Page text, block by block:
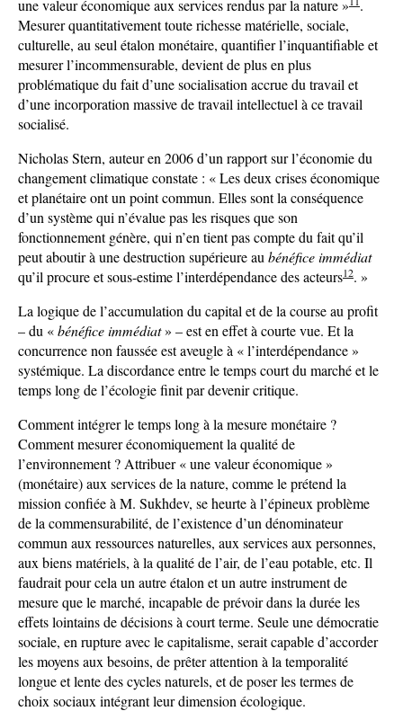
une valeur économique aux services rendus par la nature »
.
Mesurer quantitativement toute richesse matérielle, sociale,
culturelle, au seul étalon monétaire, quantifier l’inquantifiable et
mesurer l’incommensurable, devient de plus en plus
problématique du fait d’une socialisation accrue du travail et
d’une incorporation massive de travail intellectuel à ce travail
socialisé.
Nicholas Stern, auteur en 2006 d’un rapport sur l’économie du
changement climatique constate : « Les deux crises économique
et planétaire ont un point commun. Elles sont la conséquence
d’un système qui n’évalue pas les risques que son
fonctionnement génère, qui n’en tient pas compte du fait qu’il
peut aboutir à une destruction supérieure au bénéfice immédiat
qu’il procure et sous-estime l’interdépendance des acteurs12. »
La logique de l’accumulation du capital et de la course au profit
– du «bénéfice immédiat» – est en effet à courte vue. Et la
concurrence non faussée est aveugle à « l’interdépendance »
systémique. La discordance entre le temps court du marché et le
temps long de l’écologie finit par devenir critique.
Comment intégrer le temps long à la mesure monétaire ?
Comment mesurer économiquement la qualité de
l’environnement ? Attribuer « une valeur économique »
(monétaire) aux services de la nature, comme le prétend la
mission confiée à M. Sukhdev, se heurte à l’épineux problème
de la commensurabilité, de l’existence d’un dénominateur
commun aux ressources naturelles, aux services aux personnes,
aux biens matériels, à la qualité de l’air, de l’eau potable, etc. Il
faudrait pour cela un autre étalon et un autre instrument de
mesure que le marché, incapable de prévoir dans la durée les
effets lointains de décisions à court terme. Seule une démocratie
sociale, en rupture avec le capitalisme, serait capable d’accorder
les moyens aux besoins, de prêter attention à la temporalité
longue et lente des cycles naturels, et de poser les termes de
choix sociaux intégrant leur dimension écologique.